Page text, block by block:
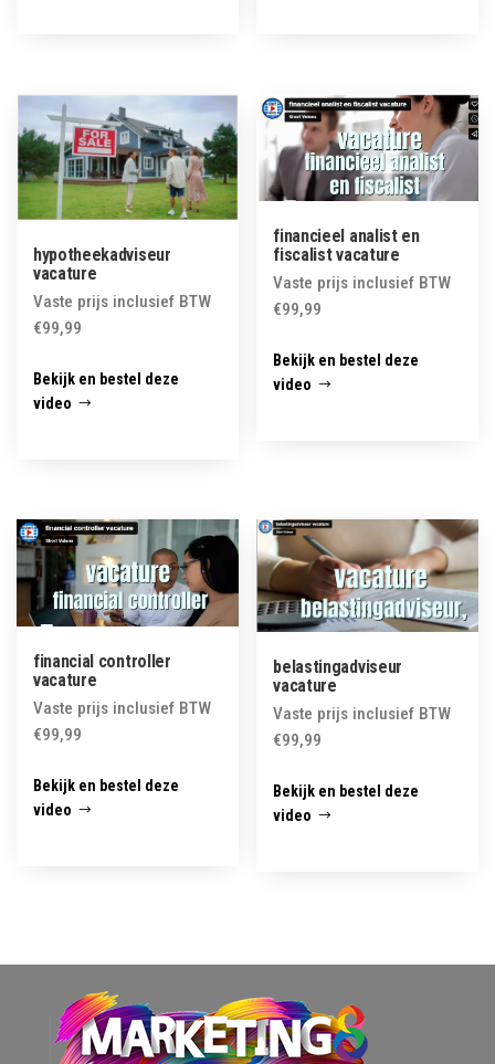
hypotheekadviseur
vacature
Vaste prijs inclusief BTW
€99,99
Bekijk en bestel deze
video
financieel analist en
fiscalist vacature
Vaste prijs inclusief BTW
€99,99
Bekijk en bestel deze
video
financial controller
vacature
Vaste prijs inclusief BTW
€99,99
Bekijk en bestel deze
video
belastingadviseur
vacature
Vaste prijs inclusief BTW
€99,99
Bekijk en bestel deze
video